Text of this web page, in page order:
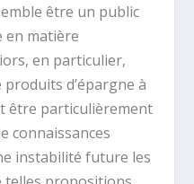
être un public
en matière
en particulier,
d’épargne à
être particulièrement
connaissances
instabilité future les